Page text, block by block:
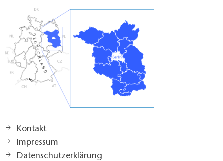
Kontakt
Impressum
Datenschutzerklärung